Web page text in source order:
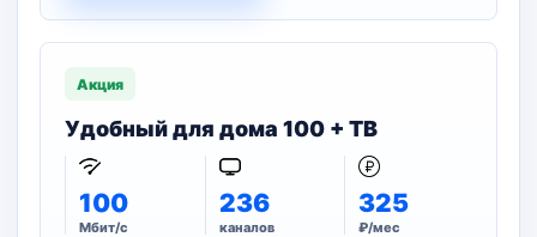
Акция
Удобный для дома 100 + ТВ
100
Мбит/с
236
каналов
325
₽/мес